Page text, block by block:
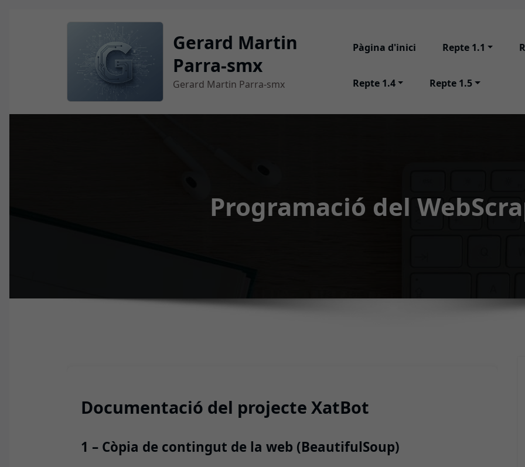
Gerard Martin
Parra-smx
Gerard Martin Parra-smx
Pàgina d'inici Repte 1.1
Repte 1.4 Repte 1.5
Programació del
Documentació del projecte XatBot
1 – Còpia de contingut de la web (BeautifulSoup)